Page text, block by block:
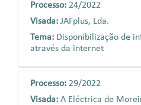
Processo: 24/2022
Visada: JAFplus, Lda.
Tema: Disponibilização de
através da internet
Processo: 29/2022
Visada: A Eléctrica de